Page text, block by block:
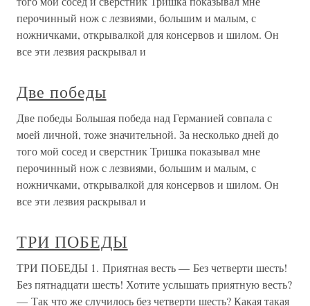
перочинный нож с лезвиями, большим и малым, с
ножничками, открывалкой для консервов и шилом. Он
все эти лезвия раскрывал и
Две победы
Две победы Большая победа над Германией совпала с
моей личной, тоже значительной. За несколько дней до
того мой сосед и сверстник Тришка показывал мне
перочинный нож с лезвиями, большим и малым, с
ножничками, открывалкой для консервов и шилом. Он
все эти лезвия раскрывал и
ТРИ ПОБЕДЫ
ТРИ ПОБЕДЫ 1. Приятная весть — Без четверти шесть!
Без пятнадцати шесть! Хотите услышать приятную весть?
— Так что же случилось без четверти шесть? Какая такая